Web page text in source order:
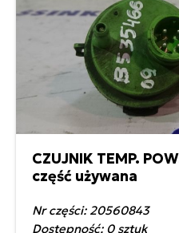
40,00
CZUJNIK TEMP.
część używana
Nr części: 20560843
Dostępność: 0 sztuk